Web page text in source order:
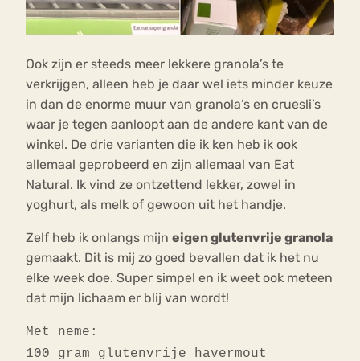
Ook zijn er steeds meer lekkere granola’s te
verkrijgen, alleen heb je daar wel iets minder keuze
in dan de enorme muur van granola’s en cruesli’s
waar je tegen aanloopt aan de andere kant van de
winkel. De drie varianten die ik ken heb ik ook
allemaal geprobeerd en zijn allemaal van Eat
Natural. Ik vind ze ontzettend lekker, zowel in
yoghurt, als melk of gewoon uit het handje.
Zelf heb ik onlangs mijn eigen glutenvrije granola
gemaakt. Dit is mij zo goed bevallen dat ik het nu
elke week doe. Super simpel en ik weet ook meteen
dat mijn lichaam er blij van wordt!
Met neme:
100 gram glutenvrije havermout